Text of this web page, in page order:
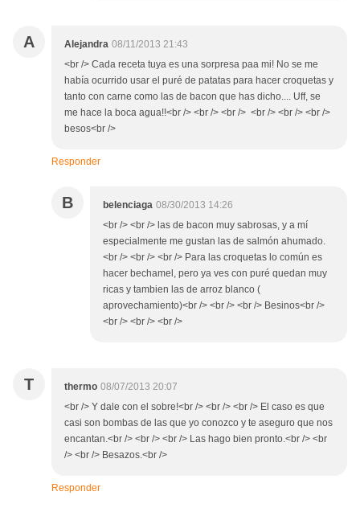
A Alejandra 08/11/2013 21:43
<br /> Cada receta tuya es una sorpresa paa mi! No se me
había ocurrido usar el puré de patatas para hacer croquetas y
tanto con carne como las de bacon que has dicho.... Uff, se
me hace la boca agua!!<br /> <br /> <br /> <br /> <br /> <br />
besos<br />
Responder
B belenciaga 08/30/2013 14:26
<br /> <br /> las de bacon muy sabrosas, y a mí
especialmente me gustan las de salmón ahumado.
<br /> <br /> <br /> Para las croquetas lo común es
hacer bechamel, pero ya ves con puré quedan muy
ricas y tambien las de arroz blanco (
aprovechamiento)<br /> <br /> <br /> Besinos<br />
<br /> <br /> <br />
T thermo 08/07/2013 20:07
<br /> Y dale con el sobre!<br /> <br /> <br /> El caso es que
casi son bombas de las que yo conozco y te aseguro que nos
encantan.<br /> <br /> <br /> Las hago bien pronto.<br /> <br
/> <br /> Besazos.<br />
Responder